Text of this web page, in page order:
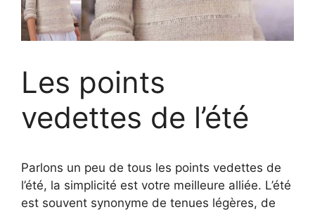
Les points
vedettes de l’été
Parlons un peu de tous les points vedettes de
l’été, la simplicité est votre meilleure alliée. L’été
est souvent synonyme de tenues légères, de